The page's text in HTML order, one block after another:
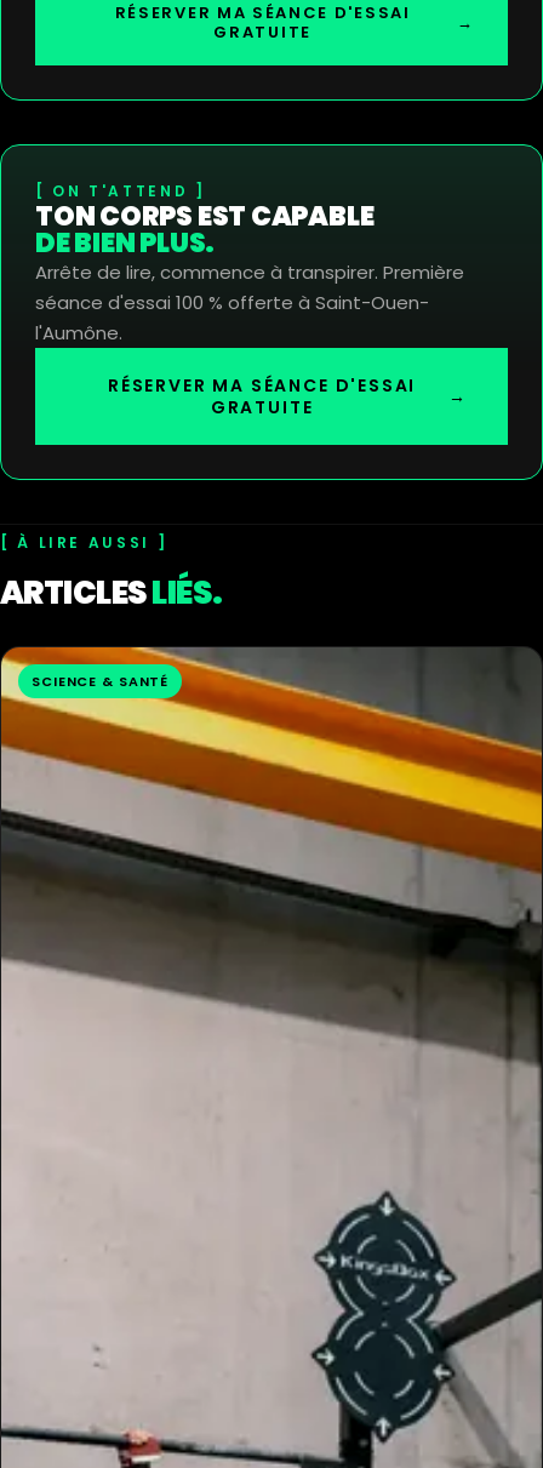
RÉSERVER MA SÉANCE D'ESSAI
GRATUITE
→
ON T'ATTEND
TON CORPS EST CAPABLE
DE BIEN PLUS.
Arrête de lire, commence à transpirer. Première
séance d'essai 100 % offerte à Saint-Ouen-
l'Aumône.
RÉSERVER MA SÉANCE D'ESSAI
GRATUITE
→
À LIRE AUSSI
ARTICLESLIÉS.
SCIENCE & SANTÉ